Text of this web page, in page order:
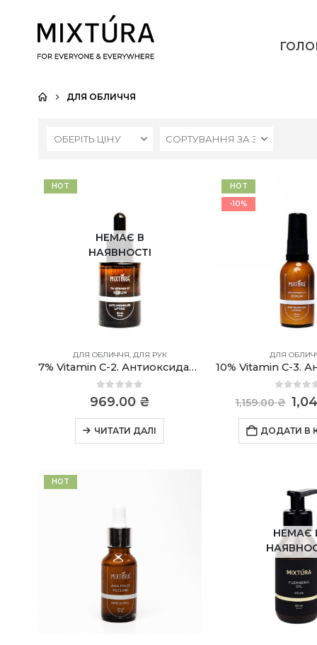
ДЛЯ ОБЛИЧЧЯ
ОБЕРІТЬ ЦІНУ
HOT
НЕМАЄ В
НАЯВНОСТІ
ДЛЯ ОБЛИЧЧЯ, ДЛЯ РУК
7% Vitamin C-2. Антиоксидантна сироватка з вітаміном С
0out of 5
969.00 ₴
ЧИТАТИ ДАЛІ
HOT
-10%
ДЛЯ
out
1,159.00₴
ДОДАТИ В
HOT
НЕМАЄ